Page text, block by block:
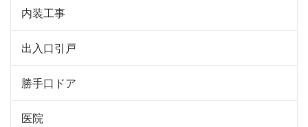
内装工事
出入口引戸
勝手口ドア
医院